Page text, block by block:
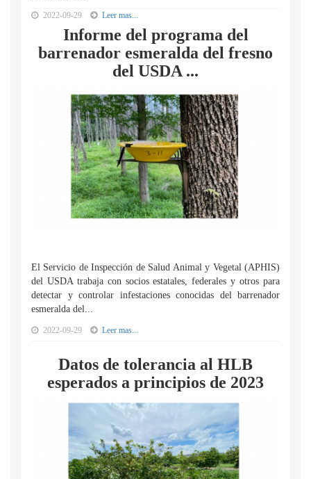
2022-09-29 Leer mas...
Informe del programa del
barrenador esmeralda del fresno
del USDA ...
El Servicio de Inspección de Salud Animal y Vegetal (APHIS)
del USDA trabaja con socios estatales, federales y otros para
detectar y controlar infestaciones conocidas del barrenador
esmeralda del...
2022-09-29 Leer mas...
Datos de tolerancia al HLB
esperados a principios de 2023